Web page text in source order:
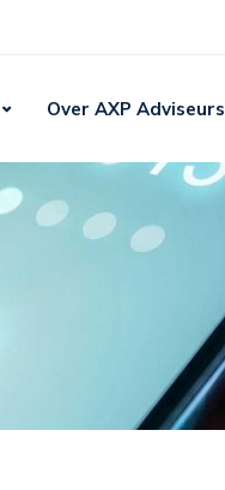
Over AXP Adviseurs